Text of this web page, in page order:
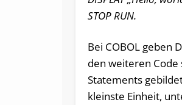
STOP RUN.
Bei COBOL geben
den weiteren
Statements
kleinste Einheit,